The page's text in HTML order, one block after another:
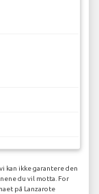
kan ikke garantere den
du vil motta. For
på Lanzarote